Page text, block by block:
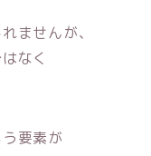
ませんが、
なく
要素が